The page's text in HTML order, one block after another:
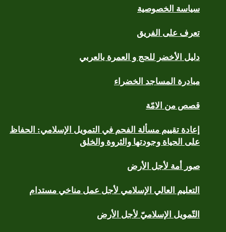
سياسة الخصوصية
تعرف على الفريق
دليل الأخضر للحج و العمرة بالعربي
مبادرة المساجد الخضراء
قصص من الامّة
إعادة تقييم مسألة الفحم في التمويل الإسلامي: الحفاظ
على الحياة وجودتها والثروة والخلق
صور أمة لأجل الأرض
التعليم العالي الإسلامي لأجل عمل مناخي مستدام
التّمويل الإسلاميّ لأجل الأرض